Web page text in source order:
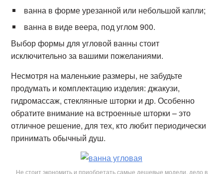
ванна в форме урезанной или небольшой капли;
ванна в виде веера, под углом 900.
Выбор формы для угловой ванны стоит
исключительно за вашими пожеланиями.
Несмотря на маленькие размеры, не забудьте
продумать и комплектацию изделия: джакузи,
гидромассаж, стеклянные шторки и др. Особенно
обратите внимание на встроенные шторки – это
отличное решение, для тех, кто любит периодически
принимать обычный душ.
Не стоит экономить и приобретать самые дешевые модели, дело в